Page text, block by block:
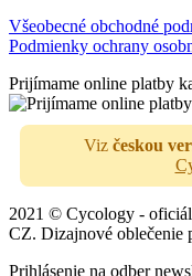
Všeobecné obchodné
Podmienky ochrany
Prijímame online platby
Viz českou
2021 © Cycology -
CZ. Dizajnové oblečenie
Prihlásenie na odber